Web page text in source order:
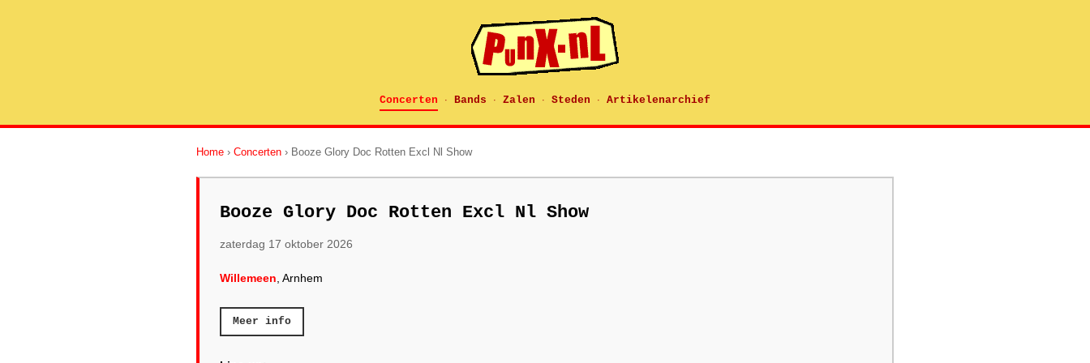
Concerten · Bands · Zalen · Steden · Artikelenarchief
Home › Concerten › Booze Glory Doc Rotten Excl Nl Show
Booze Glory Doc Rotten Excl Nl Show
zaterdag 17 oktober 2026
Willemeen , Arnhem
Meer info